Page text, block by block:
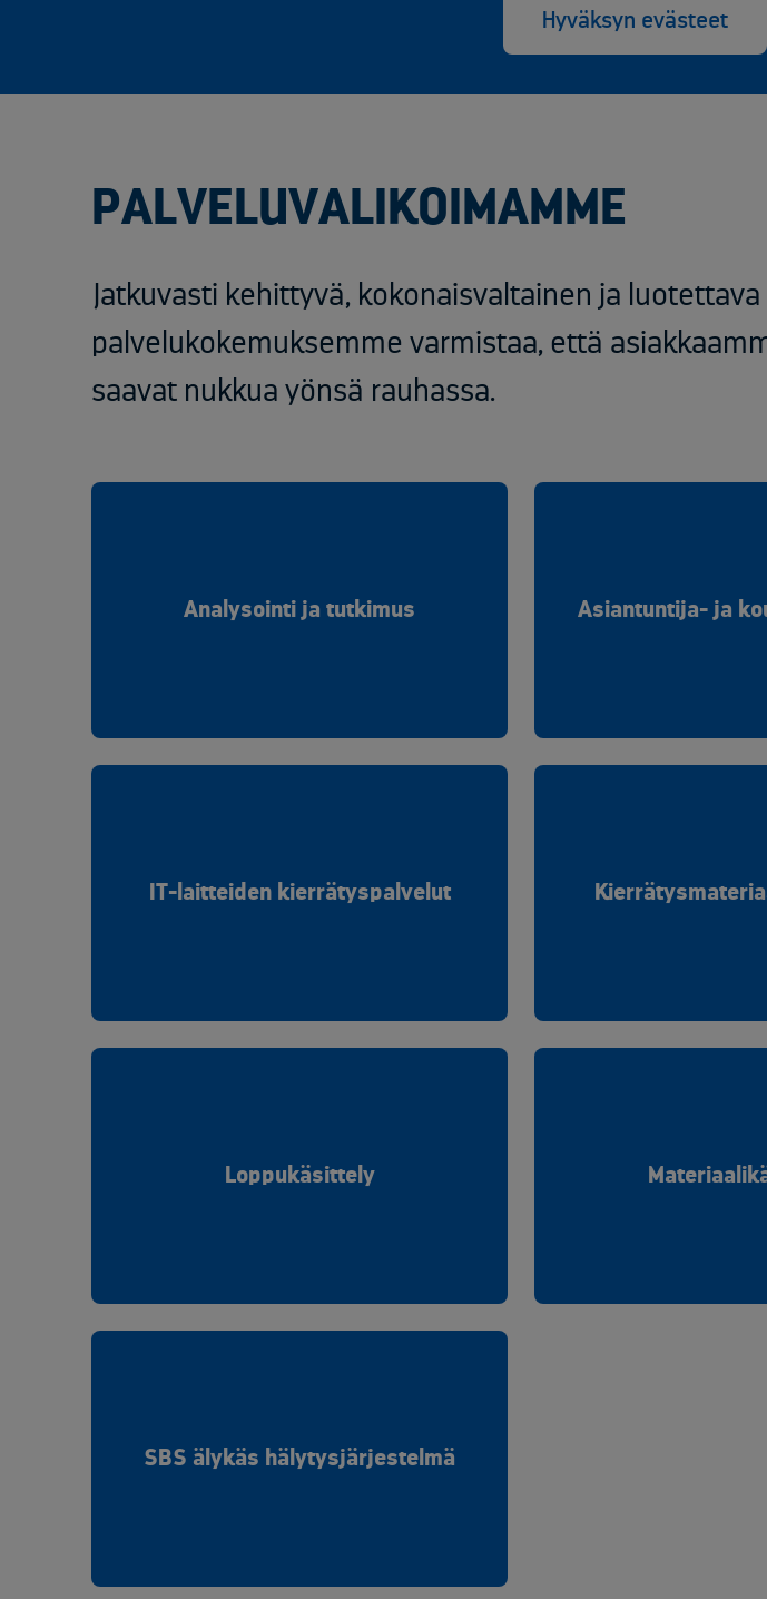
Hyväksyn evästeet
PALVELUVALIKOIMAMME
Jatkuvasti kehittyvä, kokonaisvaltainen ja luotettava
palvelukokemuksemme varmistaa, että
saavat nukkua yönsä rauhassa.
Analysointi ja tutkimus Asiantuntija- ja
IT-laitteiden kierrätyspalvelut
Loppukäsittely
SBS älykäs hälytysjärjestelmä